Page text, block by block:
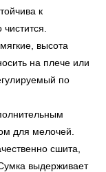
к
высота
на плече или
по
для мелочей.
сшита,
выдерживает